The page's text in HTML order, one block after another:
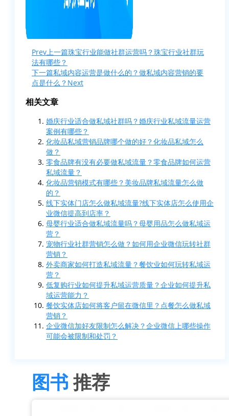
Prev上一篇珠宝行业能做社群运营吗？珠宝行业社群玩
法有哪些？
下一篇私域内容运营是做什么的？做私域内容营销的要
点是什么？ Next
相关文章
婚庆行业适合做私域社群吗？婚庆行业私域流量运营
案例有哪些？
化妆品私域营销品牌哪个做的好？化妆品私域怎么
做？
零食品牌有没有必要做私域流量？零食品牌如何运营
私域流量？
化妆品营销模式有哪些？美妆品牌私域流量怎么做
的？
线下实体门店怎么做私域流量?线下实体店怎么使用企
业微信提高到店率？
母婴行业适合做私域流量吗？母婴用品怎么做私域运
营？
宠物行业社群营销怎么做？如何用企业微信玩转社群
营销？
外卖商家如何打造私域流量？餐饮业如何玩转私域运
营？
低复购行业如何提升私域运营质量？企业如何提升私
域运营能力？
餐饮实体店如何将客户留在微信里？点餐怎么做私域
营销？
企业微信加好友限制怎么解决？企业微信上哪些操作
可能会被限制和处罚？
图书推荐